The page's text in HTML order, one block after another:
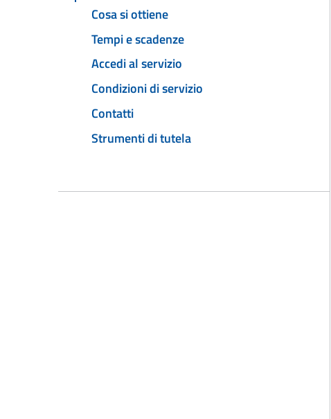
Cosa si ottiene
Tempi e scadenze
Accedi al servizio
Condizioni di servizio
Contatti
Strumenti di tutela